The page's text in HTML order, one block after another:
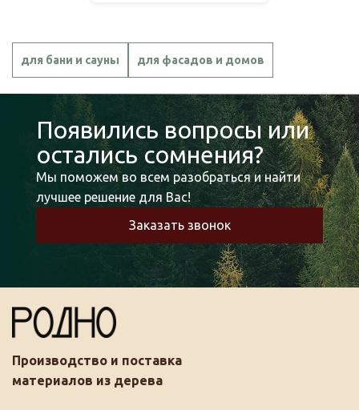
для бани и сауны для фасадов и домов
Появились вопросы или
остались сомнения?
Мы поможем во всем разобраться и найти
лучшее решение для Вас!
Заказать звонок
Производство и поставка
материалов из дерева